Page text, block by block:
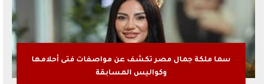
سما ملكة جمال مصر تكشف عن مواصفات فتى أحلامها
وكواليس المسابقة